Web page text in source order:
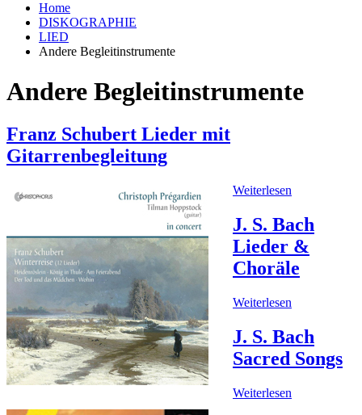
Home
DISKOGRAPHIE
LIED
Andere Begleitinstrumente
Andere Begleitinstrumente
Franz Schubert Lieder mit
Gitarrenbegleitung
Weiterlesen
J. S. Bach
Lieder &
Choräle
Weiterlesen
J. S. Bach
Sacred Songs
Weiterlesen